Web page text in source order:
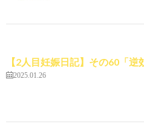
【2人目妊娠日記】その60「逆
2025.01.26